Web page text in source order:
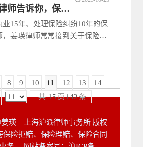
为执业15年，处理保险纠纷10年
，我的保险理赔律师咨询服务致
客户解决各类保险理赔纠纷。
保险律师告诉你，保险理赔需要准备哪些材料
业15年、处理保险纠纷10年的保
，姜瑛律师常常接到关于保险理
阻碍保险理赔的咨询。客户面对
程中需要准备哪些材料。
8 9 10 11 12 13
14
共15页142条
瑛｜上海沪派律师事务所 版权
保险拒赔、保险理赔、保险合同